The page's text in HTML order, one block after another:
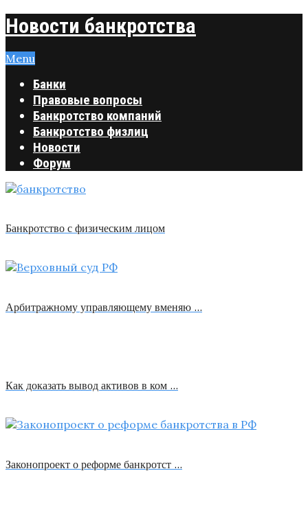
Новости банкротства
Menu
Банки
Правовые вопросы
Банкротство компаний
Банкротство физлиц
Новости
Форум
Банкротство с физическим лицом
Арбитражному управляющему вменяю …
Как доказать вывод активов в ком …
Законопроект о реформе банкротст …